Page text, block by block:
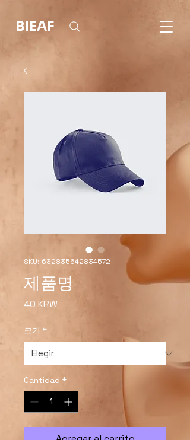
BIEAF
SKU: 632835642834572
제품명
40 KRWPrecio
크기 *
Cantidad *